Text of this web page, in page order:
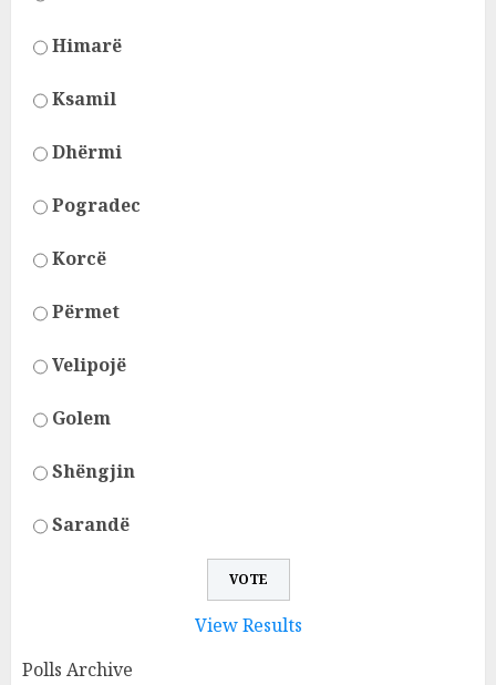
Himarë
Ksamil
Dhërmi
Pogradec
Korcë
Përmet
Velipojë
Golem
Shëngjin
Sarandë
View Results
Polls Archive